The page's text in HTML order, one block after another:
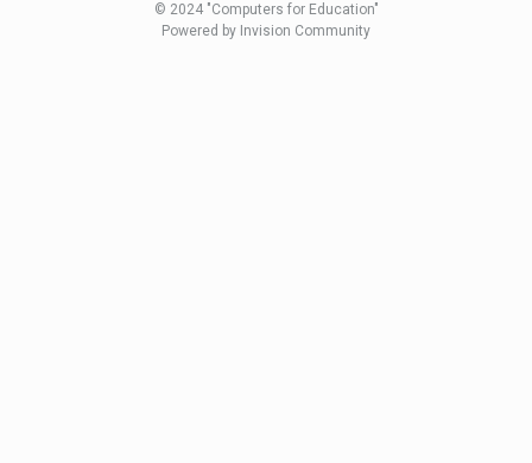
© 2024 "Computers for Education"
Powered by Invision Community